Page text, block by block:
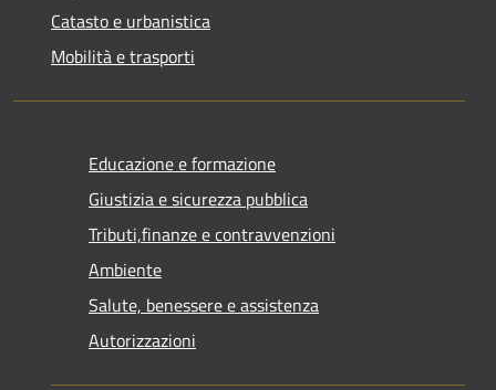
Catasto e urbanistica
Mobilità e trasporti
Educazione e formazione
Giustizia e sicurezza pubblica
Tributi,finanze e contravvenzioni
Ambiente
Salute, benessere e assistenza
Autorizzazioni